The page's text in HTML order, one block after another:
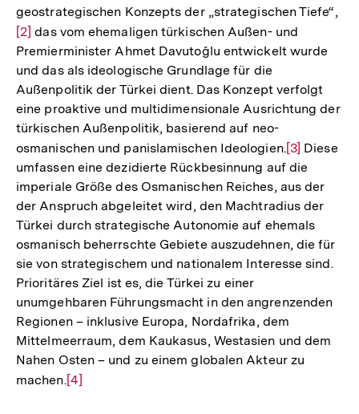
geostrategischen Konzepts der „strategischen Tiefe“,
[2] das vom ehemaligen türkischen Außen- und
Premierminister Ahmet Davutoğlu entwickelt wurde
und das als ideologische Grundlage für die
Außenpolitik der Türkei dient. Das Konzept verfolgt
eine proaktive und multidimensionale Ausrichtung der
türkischen Außenpolitik, basierend auf neo-
osmanischen und panislamischen Ideologien.Zur
Auflösung
der
Fußnote
[3] Diese
umfassen eine dezidierte Rückbesinnung auf die
imperiale Größe des Osmanischen Reiches, aus der
der Anspruch abgeleitet wird, den Machtradius der
Türkei durch strategische Autonomie auf ehemals
osmanisch beherrschte Gebiete auszudehnen, die für
sie von strategischem und nationalem Interesse sind.
Prioritäres Ziel ist es, die Türkei zu einer
unumgehbaren Führungsmacht in den angrenzenden
Regionen – inklusive Europa, Nordafrika, dem
Mittelmeerraum, dem Kaukasus, Westasien und dem
Nahen Osten – und zu einem globalen Akteur zu
machen.Zur
[4]